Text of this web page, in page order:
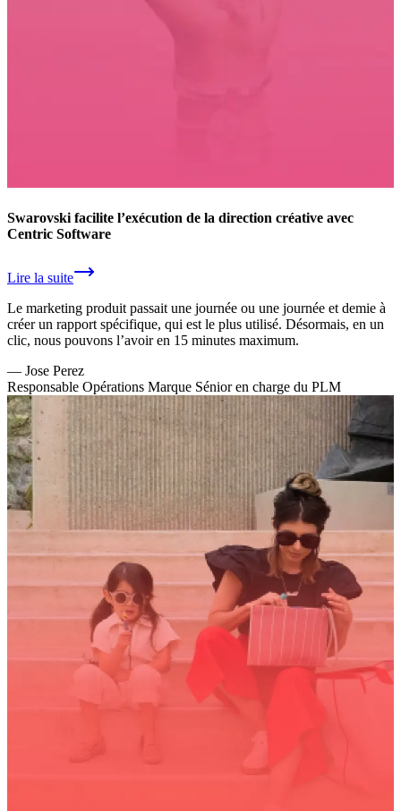
Swarovski facilite l’exécution de la direction créative avec
Centric Software
Lire la suite
Le marketing produit passait une journée ou une journée et demie à
créer un rapport spécifique, qui est le plus utilisé. Désormais, en un
clic, nous pouvons l’avoir en 15 minutes maximum.
— Jose Perez
Responsable Opérations Marque Sénior en charge du PLM